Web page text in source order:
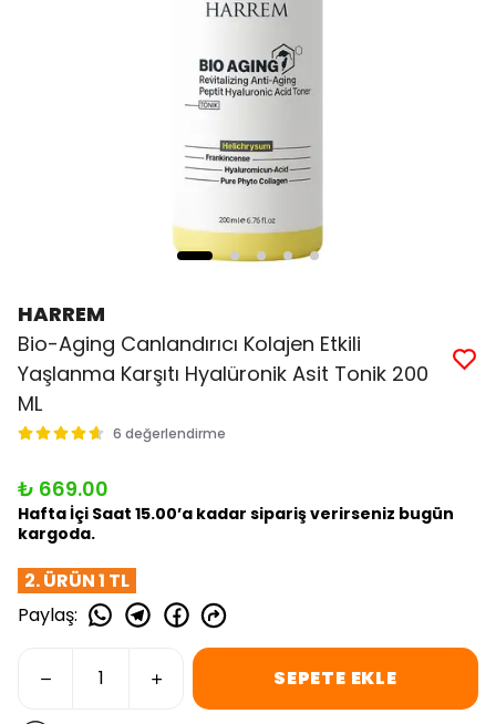
HARREM
Bio-Aging Canlandırıcı Kolajen Etkili
Yaşlanma Karşıtı Hyalüronik Asit Tonik 200
ML
6 değerlendirme
₺ 669.00
Hafta İçi Saat 15.00’a kadar sipariş verirseniz bugün
kargoda.
2. ÜRÜN 1 TL
Paylaş:
SEPETE EKLE